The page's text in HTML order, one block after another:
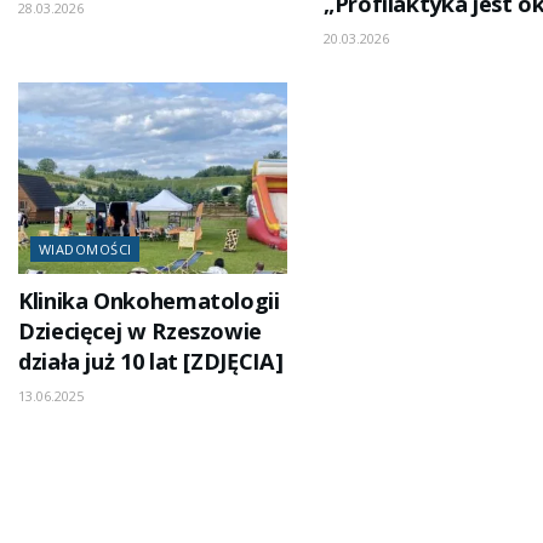
28.03.2026
20.03.2026
WIADOMOŚCI
Klinika Onkohematologii
Dziecięcej w Rzeszowie
działa już 10 lat [ZDJĘCIA]
13.06.2025